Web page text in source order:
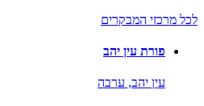
לכל מרכזי המבקרים
פורת עין יהב
עין יהב, ערבה